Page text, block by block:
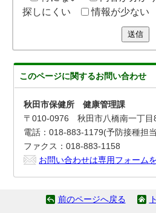
探しにくい
情報が少ない
送信
このページに関するお問い合わせ
秋田市保健所 健康管理課
〒010-0976 秋田市八橋南一丁目
電話：018-883-1179(予防接種担
ファクス：018-883-1158
お問い合わせは専用フォーム
前のページへ戻る